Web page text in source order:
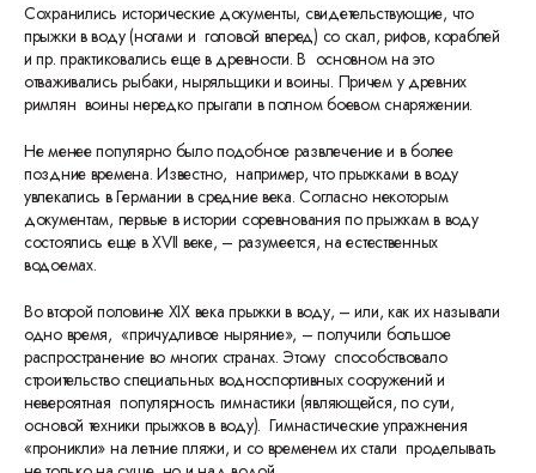
Сохранились исторические документы, свидетельствующие, что
прыжки в воду (ногами и головой вперед) со скал, рифов, кораблей
и пр. практиковались еще в древности. В основном на это
отваживались рыбаки, ныряльщики и воины. Причем у древних
римлян воины нередко прыгали в полном боевом снаряжении.
Не менее популярно было подобное развлечение и в более
поздние времена. Известно, например, что прыжками в воду
увлекались в Германии в средние века. Согласно некоторым
документам, первые в истории соревнования по прыжкам в воду
состоялись еще в XVII веке, – разумеется, на естественных
водоемах.
Во второй половине XIX века прыжки в воду, – или, как их называли
одно время, «причудливое ныряние», – получили большое
распространение во многих странах. Этому способствовало
строительство специальных водноспортивных сооружений и
невероятная популярность гимнастики (являющейся, по сути,
основой техники прыжков в воду). Гимнастические упражнения
«проникли» на летние пляжи, и со временем их стали проделывать